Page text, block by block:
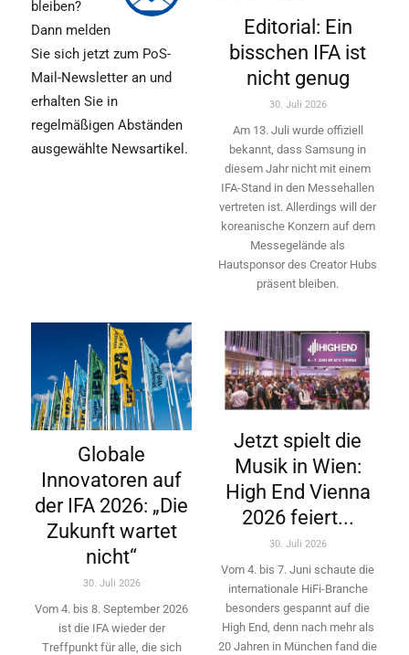
bleiben?
Dann melden
Sie sich jetzt zum PoS-
Mail-Newsletter an und
erhalten Sie in
regelmäßigen Abständen
ausgewählte Newsartikel.
Editorial: Ein
bisschen IFA ist
nicht genug
30. Juli 2026
Am 13. Juli wurde offiziell
bekannt, dass Samsung in
diesem Jahr nicht mit einem
IFA-Stand in den Messehallen
vertreten ist. Allerdings will ­der
koreanische Konzern auf dem
Messegelände als
Hautsponsor des Creator Hubs
präsent bleiben.
Globale
Innovatoren auf
der IFA 2026: „Die
Zukunft wartet
nicht“
30. Juli 2026
Vom 4. bis 8. September 2026
ist die IFA wieder der
Treffpunkt für alle, die sich
Jetzt spielt die
Musik in Wien:
High End Vienna
2026 feiert...
30. Juli 2026
Vom 4. bis 7. Juni schaute die
internationale HiFi-Branche
besonders gespannt auf die
High End, denn nach mehr als
20 Jahren in München fand die